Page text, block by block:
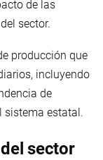
de las
sector.
producción que
incluyendo
de
sistema estatal.
sector